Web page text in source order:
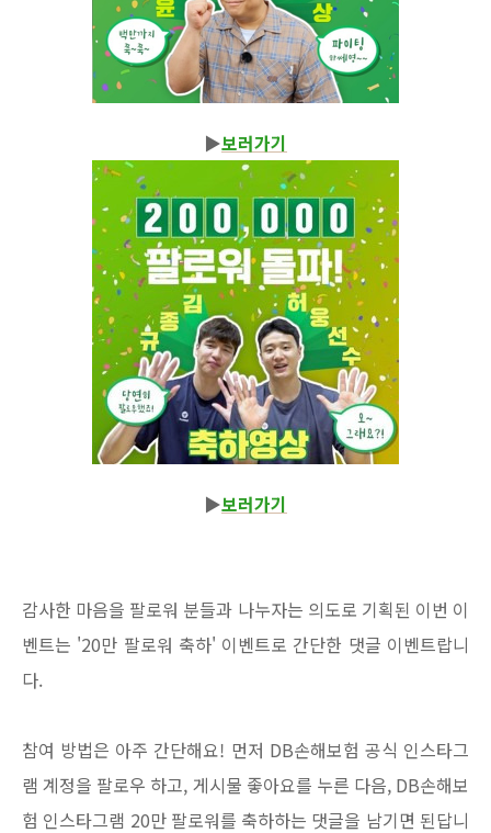
▶보러가기
▶보러가기
감사한 마음을 팔로워 분들과 나누자는 의도로 기획된 이번 이
벤트는 '20만 팔로워 축하' 이벤트로 간단한 댓글 이벤트랍니
다.
참여 방법은 아주 간단해요! 먼저 DB손해보험 공식 인스타그
램 계정을 팔로우 하고, 게시물 좋아요를 누른 다음, DB손해보
험 인스타그램 20만 팔로워를 축하하는 댓글을 남기면 된답니